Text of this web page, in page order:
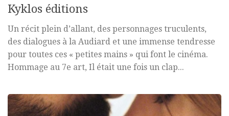
Kyklos éditions
Un récit plein d’allant, des personnages truculents,
des dialogues à la Audiard et une immense tendresse
pour toutes ces « petites mains » qui font le cinéma.
Hommage au 7e art, Il était une fois un clap...